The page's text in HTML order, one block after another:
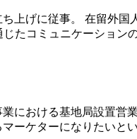
上げに従事。 在留外
たコミュニケーション
における基地局設置
ーケターになりたい